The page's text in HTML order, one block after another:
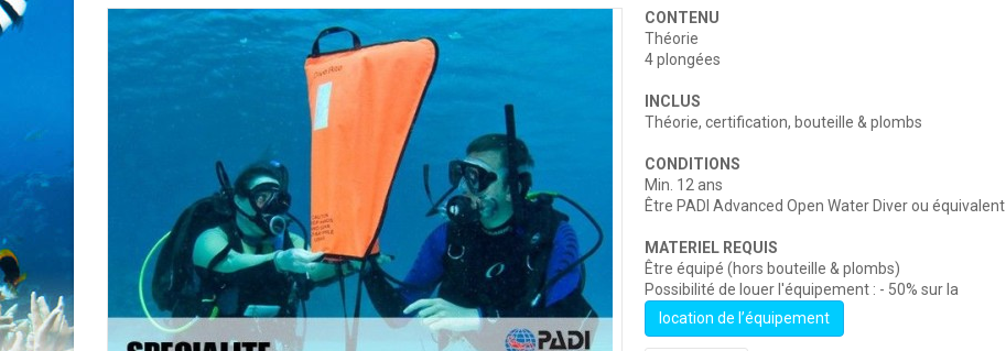
CONTENU
Théorie
4 plongées
INCLUS
Théorie, certification, bouteille & plombs
CONDITIONS
Min. 12 ans
Être PADI Advanced Open Water Diver ou équivalent
MATERIEL REQUIS
Être équipé (hors bouteille & plombs)
Possibilité de louer l'équipement : - 50% sur la
location de l’équipement